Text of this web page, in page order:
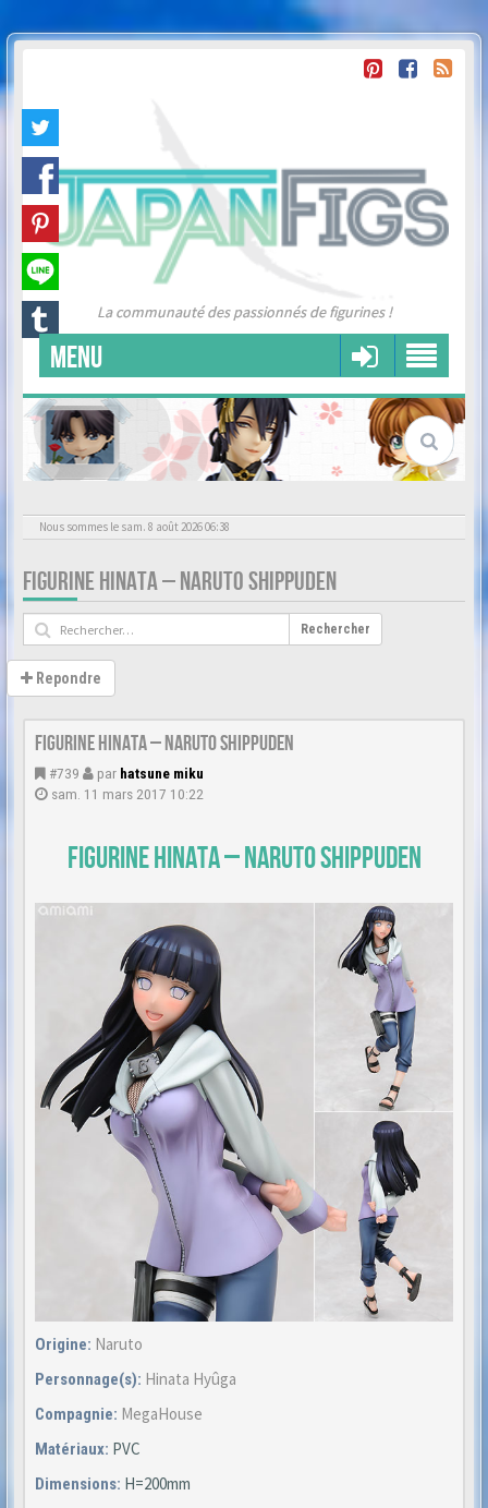
La communauté des passionnés de figurines !
MENU
Nous sommes le sam. 8 août 2026 06:38
FIGURINE HINATA – NARUTO SHIPPUDEN
Rechercher
Repondre
Figurine Hinata – Naruto Shippuden
#739 par hatsune miku
sam. 11 mars 2017 10:22
Figurine Hinata – Naruto Shippuden
Origine: Naruto
Personnage(s): Hinata Hyûga
Compagnie: MegaHouse
Matériaux: PVC
Dimensions: H=200mm